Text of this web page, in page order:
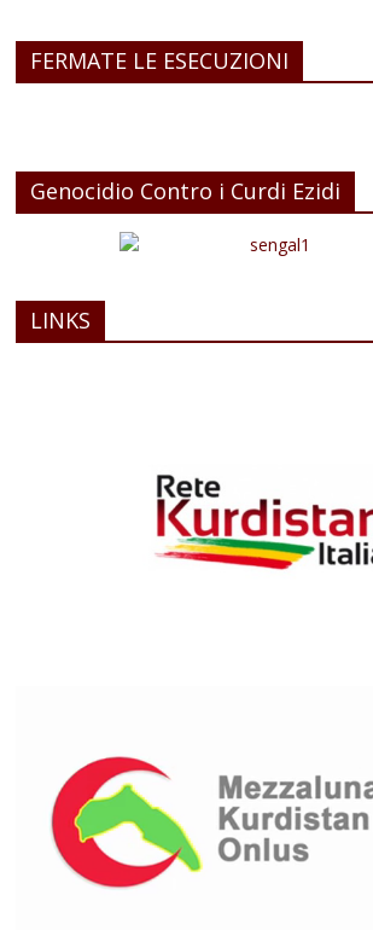
FERMATE LE ESECUZIONI
Genocidio Contro i Curdi Ezidi
LINKS